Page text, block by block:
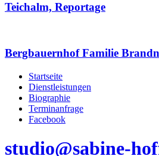
Teichalm, Reportage
Bergbauernhof Familie
Startseite
Dienstleistungen
Biographie
Terminanfrage
Facebook
studio@sabine-